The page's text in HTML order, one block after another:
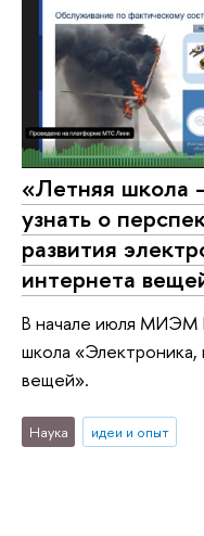
«Летняя школа
узнать о
развития
интернета
В начале июля МИЭМ
школа «Электроника,
вещей».
Наука идеи и опыт